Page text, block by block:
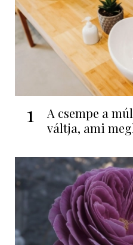
1
A csempe a
váltja, ami